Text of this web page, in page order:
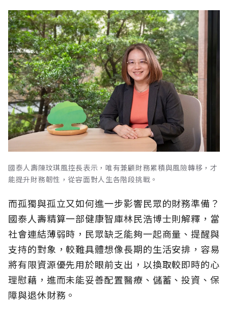
國泰人壽陳玟琪風控長表示，唯有兼顧財務累積與風險轉移，才
能提升財務韌性，從容面對人生各階段挑戰。
而孤獨與孤立又如何進一步影響民眾的財務準備？
國泰人壽精算一部健康智庫林民浩博士則解釋，當
社會連結薄弱時，民眾缺乏能夠一起商量、提醒與
支持的對象，較難具體想像長期的生活安排，容易
將有限資源優先用於眼前支出，以換取較即時的心
理慰藉，進而未能妥善配置醫療、儲蓄、投資、保
障與退休財務。